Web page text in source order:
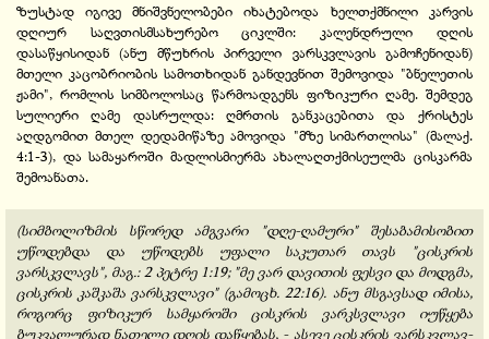
ზუსტად იგივე მნიშვნელობები იხატებოდა ხელთქმნილი კარვის
დღიურ საღვთისმსახურებო ციკლში: კალენდრული დღის
დასაწყისიდან (ანუ მწუხრის პირველი ვარსკვლავის გამოჩენიდან)
მთელი კაცობრიობის სამოთხიდან განდევნით შემოვიდა "ბნელეთის
ჟამი", რომლის სიმბოლოსაც წარმოადგენს ფიზიკური ღამე. შემდეგ
სულიერი ღამე დასრულდა: ღმრთის განკაცებითა და ქრისტეს
აღდგომით მთელ დედამიწაზე ამოვიდა "მზე სიმართლისა" (მალაქ.
4:1-3), და სამაყაროში მადლისმიერმა ახალაღთქმისეულმა ცისკარმა
შემოანათა.
(სიმბოლიზმის სწორედ ამგვარი "დღე-ღამური" შესაბამისობით
უწოდებდა და უწოდებს უფალი საკუთარ თავს "ცისკრის
ვარსკვლავს", მაგ.: 2 პეტრე 1:19; "მე ვარ დავითის ფესვი და მოდგმა,
ცისკრის კაშკაშა ვარსკვლავი" (გამოცხ. 22:16). ანუ მსგავსად იმისა,
როგორც ფიზიკურ სამყაროში ცისკრის ვარკსვლავი იუწყება
ბუკვალურად ნათელი დღის დაწყებას, - ასევე ცისკრის ვარსკვლავ-